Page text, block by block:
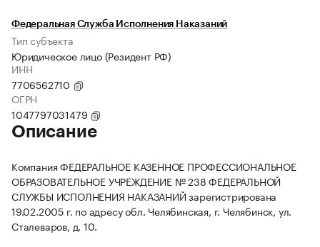
Федеральная Служба Исполнения Наказаний
Тип субъекта
Юридическое лицо (Резидент РФ)
ИНН
7706562710
ОГРН
1047797031479
Описание
Компания ФЕДЕРАЛЬНОЕ КАЗЕННОЕ ПРОФЕССИОНАЛЬНОЕ
ОБРАЗОВАТЕЛЬНОЕ УЧРЕЖДЕНИЕ № 238 ФЕДЕРАЛЬНОЙ
СЛУЖБЫ ИСПОЛНЕНИЯ НАКАЗАНИЙ зарегистрирована
19.02.2005 г. по адресу обл. Челябинская, г. Челябинск, ул.
Сталеваров, д. 10.